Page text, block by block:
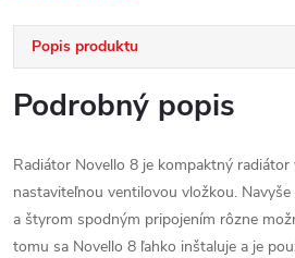
Popis produktu
Podrobný popis
Radiátor Novello 8 je kompaktný
nastaviteľnou ventilovou vložkou.
a štyrom spodným pripojením rôzne
tomu sa Novello 8 ľahko inštaluje a je